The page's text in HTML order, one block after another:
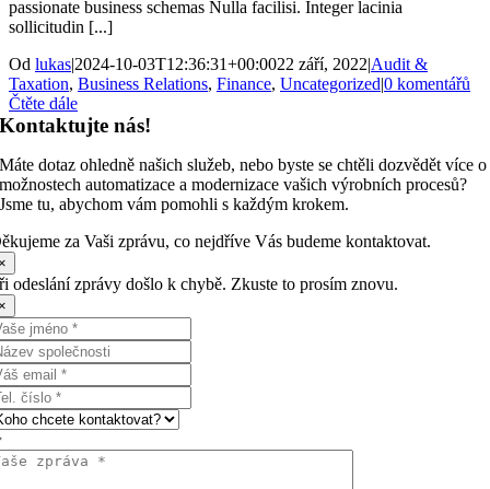
passionate business schemas Nulla facilisi. Integer lacinia
sollicitudin [...]
Od lukas|2024-10-03T12:36:31+00:0022 září, 2022|Audit &
Taxation, Business Relations, Finance, Uncategorized|0 komentářů
Čtěte dále
Kontaktujte nás!
Máte dotaz ohledně našich služeb, nebo byste se chtěli dozvědět více o
možnostech automatizace a modernizace vašich výrobních procesů?
Jsme tu, abychom vám pomohli s každým krokem.
za Vaši zprávu, co nejdříve Vás budeme kontaktovat.
odeslání zprávy došlo k chybě. Zkuste to prosím znovu.